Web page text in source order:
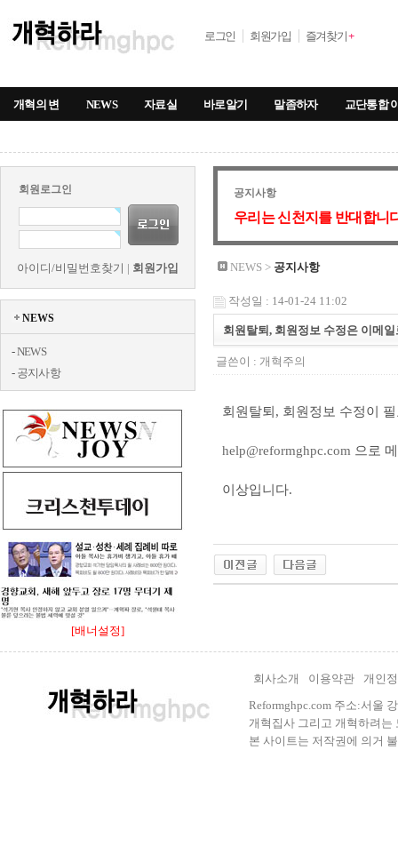
로그인 회원가입 즐겨찾기+
개혁의 변 NEWS 자료실 바로알기 말좀하자 교단통합
회원로그인
아이디/비밀번호찾기 | 회원가입
NEWS
-NEWS
- 공지사항
[배너설정]
공지사항
우리는 신천지를 반대합니
NEWS > 공지사항
작성일 : 14-01-24 11:02
회원탈퇴, 회원정보 수정은 이메
글쓴이 : 개혁주의
회원탈퇴, 회원정보 수정이
help@reformghpc.com 으로
이상입니다.
회사소개 이용약관
개인
Reformghpc.com 주소:서울
개혁집사 그리고 개혁하려는
본 사이트는 저작권에 의거